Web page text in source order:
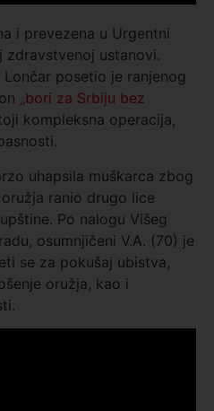
i prevezena u Urgentni
ustanovi.
posetio je ranjenog
„bori za Srbiju bez
kompleksna operacija,
uhapsila muškarca zbog
ranio drugo lice
Po nalogu Višeg
osumnjičeni V.A. (70) je
se za pokušaj ubistva,
oružja, kao i